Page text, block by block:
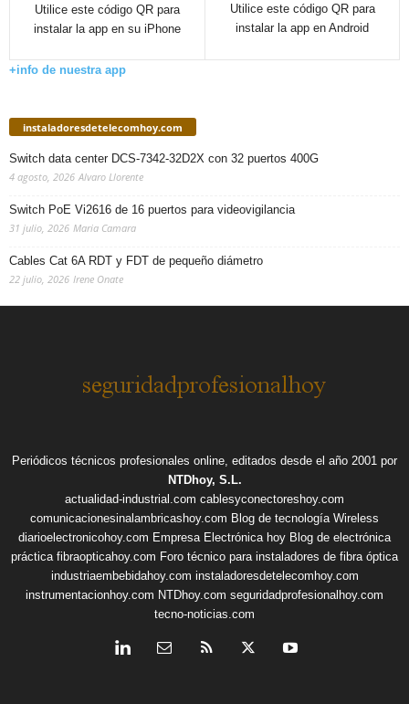
Utilice este código QR para
instalar la app en su iPhone
Utilice este código QR para
instalar la app en Android
+info de nuestra app
instaladoresdetelecomhoy.com
Switch data center DCS-7342-32D2X con 32 puertos 400G
4 agosto, 2026 Alvaro Llorente
Switch PoE Vi2616 de 16 puertos para videovigilancia
31 julio, 2026 Maria Camara
Cables Cat 6A RDT y FDT de pequeño diámetro
22 julio, 2026 Irene Onate
Periódicos técnicos profesionales online, editados desde el año 2001 por
NTDhoy, S.L.
actualidad-industrial.com cablesyconectoreshoy.com
comunicacionesinalambricashoy.com Blog de tecnología Wireless
diarioelectronicohoy.com Empresa Electrónica hoy Blog de electrónica
práctica fibraopticahoy.com Foro técnico para instaladores de fibra óptica
industriaembebidahoy.com instaladoresdetelecomhoy.com
instrumentacionhoy.com NTDhoy.com seguridadprofesionalhoy.com
tecno-noticias.com